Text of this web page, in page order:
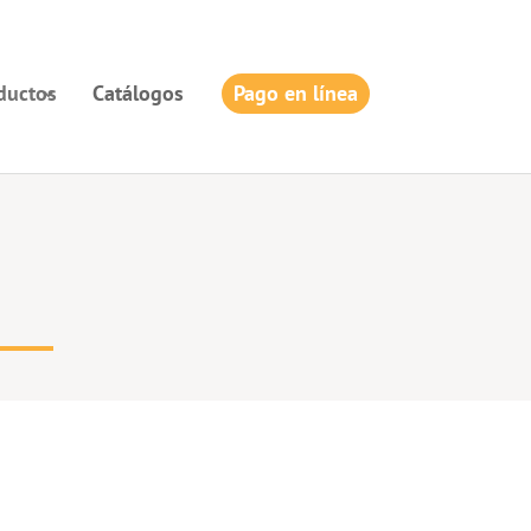
Catálogos Pago en línea